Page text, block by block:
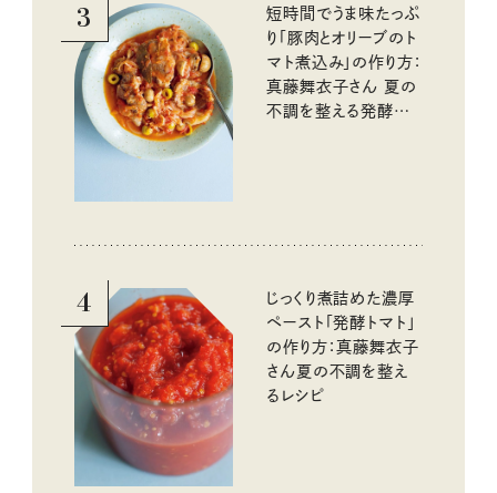
3
短時間でうま味たっぷ
り「豚肉とオリーブのト
マト煮込み」の作り方：
真藤舞衣子さん 夏の
不調を整える発酵レ
4
じっくり煮詰めた濃厚
ペースト「発酵トマト」
の作り方：真藤舞衣子
さん夏の不調を整え
るレシピ